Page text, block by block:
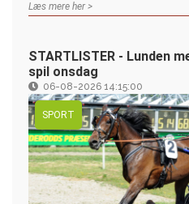
Læs mere her >
STARTLISTER - Lunden
spil onsdag
06-08-2026 14:15:00
SPORT